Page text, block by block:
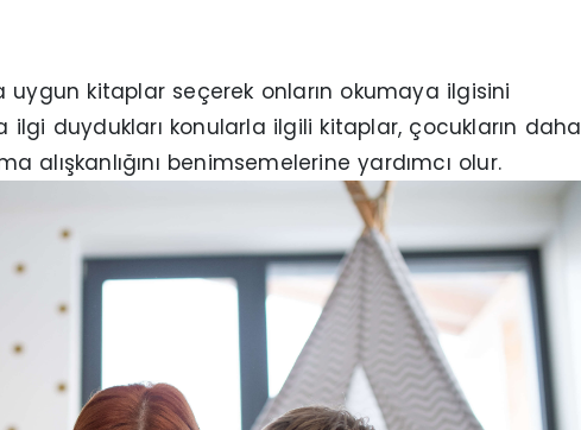
uygun kitaplar seçerek onların okumaya ilgisini
ilgi duydukları konularla ilgili kitaplar, çocukların daha
benimsemelerine yardımcı olur.